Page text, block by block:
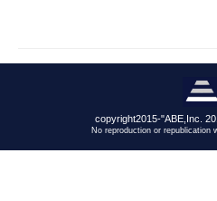
copyright2015-"ABE,Inc.
No reproduction or republication